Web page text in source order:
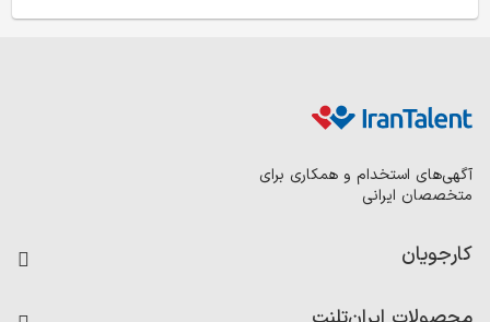
آگهی‌های استخدام و همکاری برای
متخصصان ایرانی
کارجویان